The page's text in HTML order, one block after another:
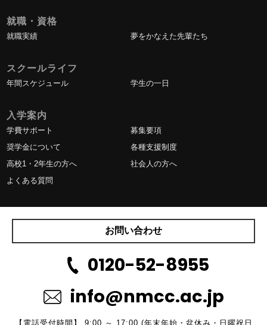
就職・資格
就職実績 夢をかなえた先輩たち
スクールライフ
年間スケジュール 学生の一日
入学案内
学費サポート
募集要項
奨学金について
各種支援制度
高校1・2年生の方へ
社会人の方へ
よくある質問
お問い合わせ
0120-52-8955
info@nmcc.ac.jp
【電話受付時間】 9:00 ～ 17:00 (年末年始・盆休み・日曜祝日